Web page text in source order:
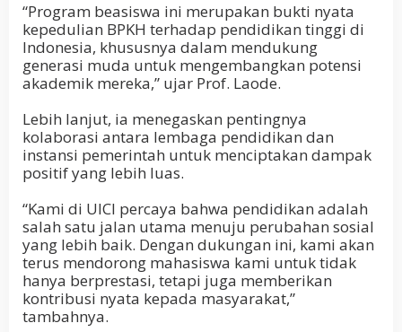
“Program beasiswa ini merupakan bukti nyata
kepedulian BPKH terhadap pendidikan tinggi di
Indonesia, khususnya dalam mendukung
generasi muda untuk mengembangkan potensi
akademik mereka,” ujar Prof. Laode.
Lebih lanjut, ia menegaskan pentingnya
kolaborasi antara lembaga pendidikan dan
instansi pemerintah untuk menciptakan dampak
positif yang lebih luas.
“Kami di UICI percaya bahwa pendidikan adalah
salah satu jalan utama menuju perubahan sosial
yang lebih baik. Dengan dukungan ini, kami akan
terus mendorong mahasiswa kami untuk tidak
hanya berprestasi, tetapi juga memberikan
kontribusi nyata kepada masyarakat,”
tambahnya.